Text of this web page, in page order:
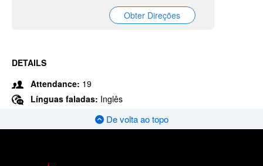
Obter Direções
DETAILS
Attendance: 19
Línguas faladas: Inglês
De volta ao topo